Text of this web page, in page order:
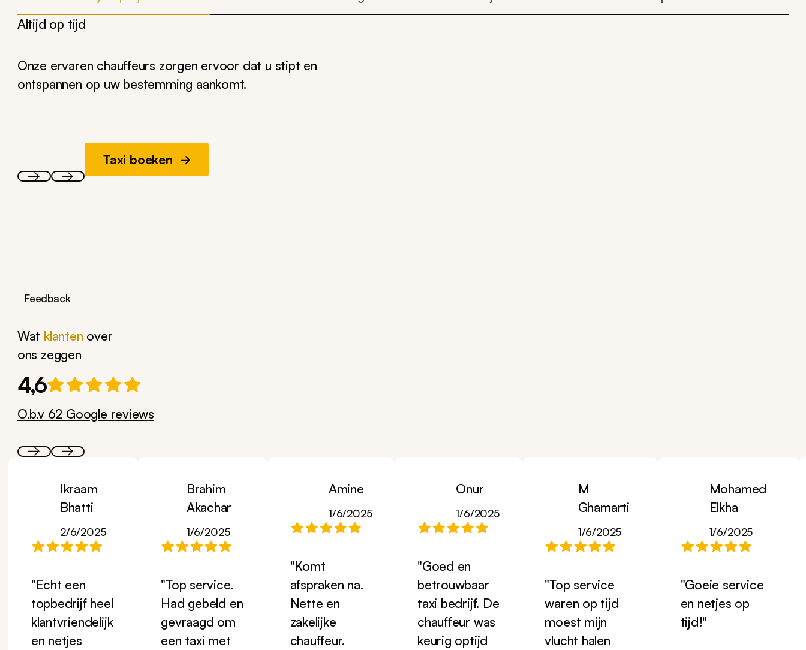
Altijd op tijd
Onze ervaren chauffeurs zorgen ervoor dat u stipt en
ontspannen op uw bestemming aankomt.
Taxi boeken
Feedback
Wat klanten over
ons zeggen
4,6
O.b.v 62 Google reviews
Ikraam
Bhatti
2/6/2025
"Echt een
topbedrijf heel
klantvriendelijk
en netjes
Brahim
Akachar
1/6/2025
"Top service.
Had gebeld en
gevraagd om
een taxi met
Amine
1/6/2025
"Komt
afspraken na.
Nette en
zakelijke
chauffeur.
Onur
1/6/2025
"Goed en
betrouwbaar
taxi bedrijf. De
chauffeur was
keurig optijd
M
Ghamarti
1/6/2025
"Top service
waren op tijd
moest mijn
vlucht halen
Mohamed
Elkha
1/6/2025
"Goeie service
en netjes op
tijd!"